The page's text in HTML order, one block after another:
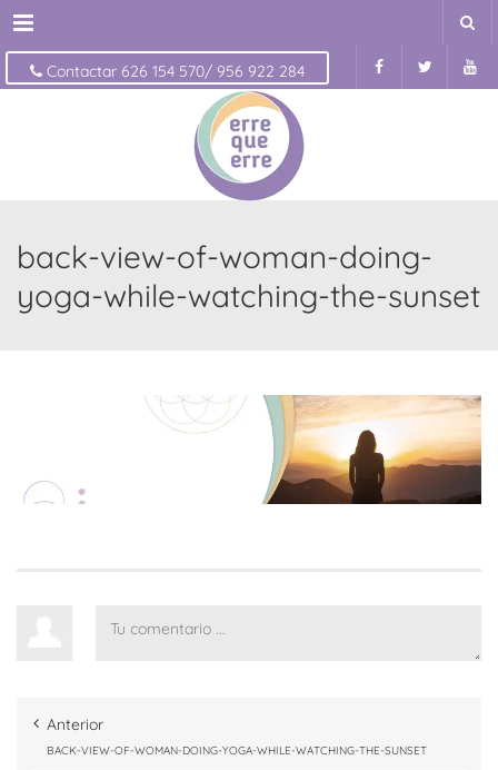
Menu
Contactar 626 154 570/ 956 922 284
back-view-of-woman-doing-
yoga-while-watching-the-sunset
Anterior
BACK-VIEW-OF-WOMAN-DOING-YOGA-WHILE-WATCHING-THE-SUNSET